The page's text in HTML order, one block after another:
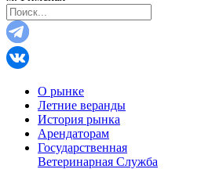
О рынке
Летние веранды
История рынка
Арендаторам
Государственная
Ветеринарная Служба